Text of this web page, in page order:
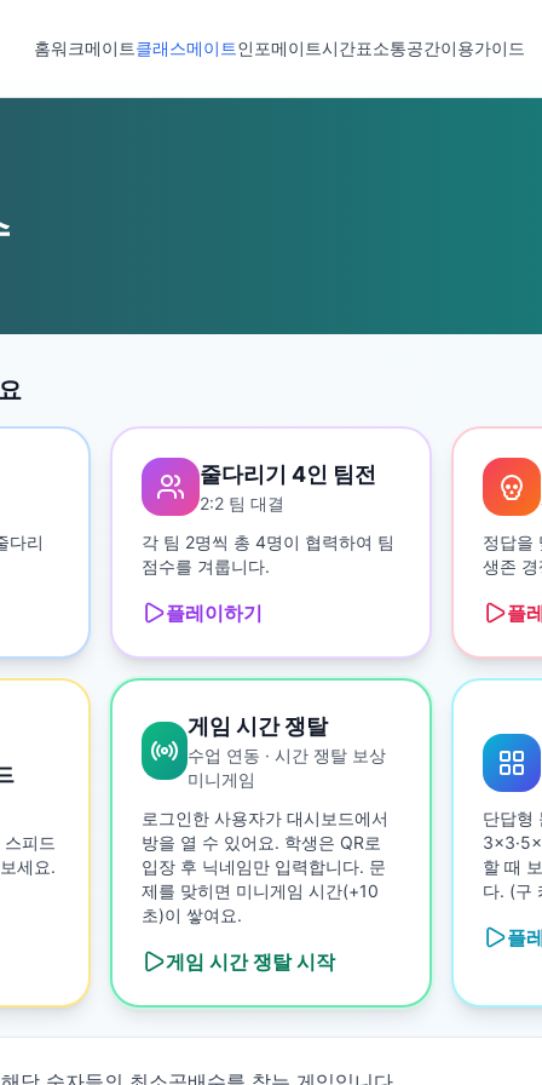
홈워크메이트클래스메이트인포메이트시간표소통공간이용가이드
다리
줄다리기 4인 팀전
2:2 팀 대결
각 팀 2명씩 총 4명이 협력하여 팀
점수를 겨룹니다.
플레이하기
정답을
생존
플
피드
세요.
게임 시간 쟁탈
수업 연동 · 시간 쟁탈 보상
미니게임
로그인한 사용자가 대시보드에서
방을 열 수 있어요. 학생은 QR로
입장 후 닉네임만 입력합니다. 문
제를 맞히면 미니게임 시간(+10
초)이 쌓여요.
게임 시간 쟁탈시작
단답형
할 때
다. (구
플